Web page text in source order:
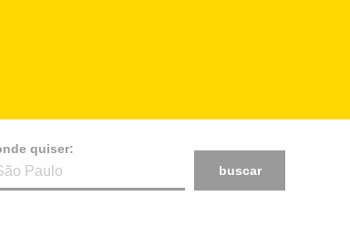
quiser:
buscar